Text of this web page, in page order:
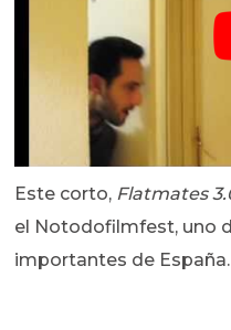
Este corto, Flatmates
el Notodofilmfest, uno
importantes de España.